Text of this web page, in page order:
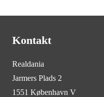
Kontakt
Realdania
Jarmers Plads 2
1551 København V